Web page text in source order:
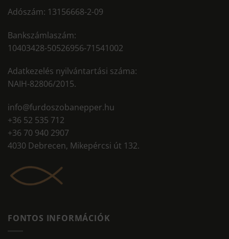
Adószám: 13156668-2-09
Bankszámlaszám:
10403428-50526956-71541002
Adatkezelés nyilvántartási száma:
NAIH-82806/2015.
info@furdoszobanepper.hu
+36 52 535 712
+36 70 940 2907
4030 Debrecen, Mikepércsi út 132.
FONTOS INFORMÁCIÓK